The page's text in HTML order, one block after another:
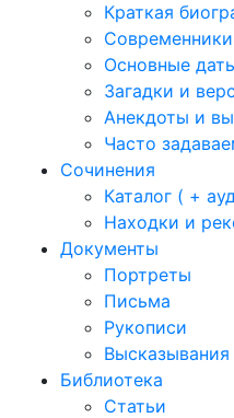
Краткая
Современники
Основные
Загадки и
Анекдоты и
Часто
Сочинения
Каталог ( +
Находки и
Документы
Портреты
Письма
Рукописи
Библиотека
Статьи